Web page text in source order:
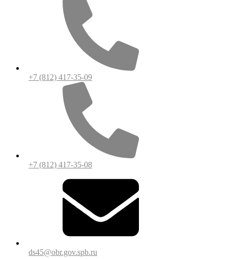
+7 (812) 417-35-09
+7 (812) 417-35-08
ds45@obr.gov.spb.ru